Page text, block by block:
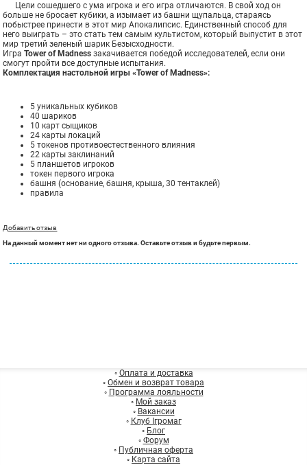
Цели сошедшего с ума игрока и его игра отличаются. В свой ход он
больше не бросает кубики, а изымает из башни щупальца, стараясь
побыстрее принести в этот мир Апокалипсис. Единственный способ для
него выиграть – это стать тем самым культистом, который выпустит в этот
мир третий зеленый шарик Безысходности.
ИграTower of Madness закачивается победой исследователей, если они
смогут пройти все доступные испытания.
Комплектация настольной игры «Tower of Madness»:
5 уникальных кубиков
40 шариков
10 карт сыщиков
24 карты локаций
5 токенов противоестественного влияния
22 карты заклинаний
5 планшетов игроков
токен первого игрока
башня (основание, башня, крыша, 30 тентаклей)
правила
Добавить отзыв
На данный момент нет ни одного отзыва. Оставьте отзыв и будьте первым.
◦ Оплата и доставка
◦ Обмен и возврат товара
◦ Программа лояльности
◦ Мой заказ
◦ Вакансии
◦ Клуб Ігромаг
◦ Блог
◦ Форум
◦ Публичная оферта
◦ Карта сайта